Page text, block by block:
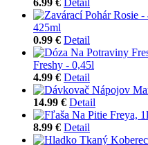
425ml
0.99 € Detail
Freshy - 0,45l
4.99 € Detail
14.99 € Detail
8.99 € Detail